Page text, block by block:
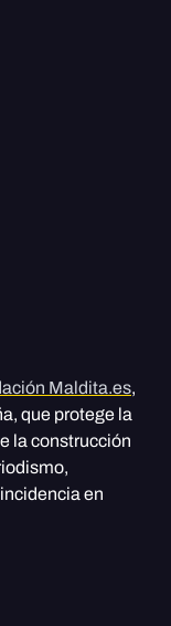
Maldita.es,
que protege la
la construcción
en